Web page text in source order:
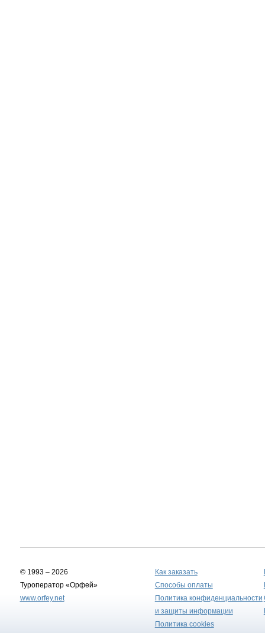
© 1993 – 2026
Туроператор «Орфей»
www.orfey.net
Как заказать
Способы оплаты
Политика конфиденциальности
и защиты информации
Политика cookies